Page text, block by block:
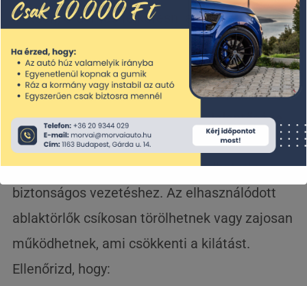
illetően, érdemes felkeresni aMorvai
, ahol szakszerűen átvizsgáljuk
és szükség esetén cseréljük az abroncsokat.
Ablaktörlők és szélvédőtisztítás jelentősége
Az esős időben a jó látás elengedhetetlen a
biztonságos vezetéshez. Az elhasználódott
ablaktörlők csíkosan törölhetnek vagy zajosan
működhetnek, ami csökkenti a kilátást.
Ellenőrizd, hogy: